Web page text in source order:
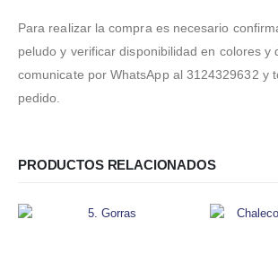
Para realizar la compra es necesario
peludo y verificar disponibilidad en colores
comunicate por WhatsApp al 3124329632 y
pedido.
PRODUCTOS RELACIONADOS